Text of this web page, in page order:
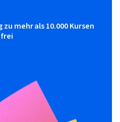
mehr als 10.000 Kursen